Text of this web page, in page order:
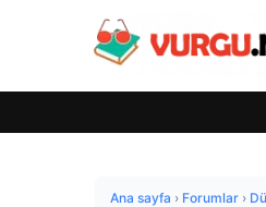
Ana sayfa › Forumlar ›